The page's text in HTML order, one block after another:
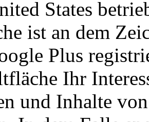
States
ist an dem
Plus
Ihr
und Inhalte